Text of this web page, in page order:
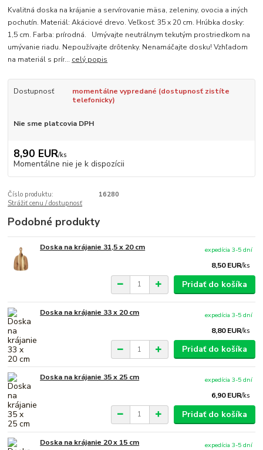
Kvalitná doska na krájanie a servírovanie mäsa, zeleniny, ovocia a iných
pochutín. Materiál: Akáciové drevo. Veľkosť: 35 x 20 cm. Hrúbka dosky:
1,5 cm. Farba: prírodná. Umývajte neutrálnym tekutým prostriedkom na
umývanie riadu. Nepoužívajte drôtenky. Nenamáčajte dosku! Vzhľadom
na materiál s prír... celý popis
Dostupnosť
momentálne vypredané (dostupnosť zistíte
telefonicky)
Nie sme platcovia DPH
8,90 EUR/ks
Momentálne nie je k dispozícii
Číslo produktu:
16280
Strážiť cenu / dostupnosť
Podobné produkty
Doska na krájanie 31,5 x 20 cm
8,50 EUR/ks
expedícia 3-5 dní
Pridať do košíka
Doska na krájanie 33 x 20 cm
8,80 EUR/ks
expedícia 3-5 dní
Pridať do košíka
Doska na krájanie 35 x 25 cm
6,90 EUR/ks
expedícia 3-5 dní
Pridať do košíka
Doska na krájanie 20 x 15 cm
expedícia 3-5 dní